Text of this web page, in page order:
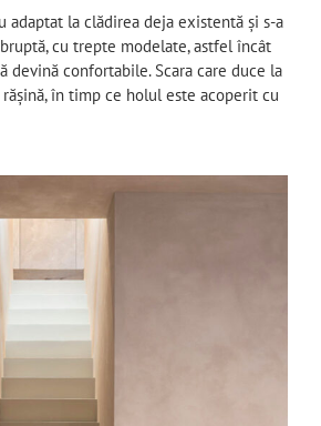
adaptat la clădirea deja existentă și s-a
cu trepte modelate, astfel încât
devină confortabile. Scara care duce la
în timp ce holul este acoperit cu